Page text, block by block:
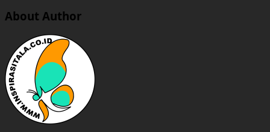
About Author